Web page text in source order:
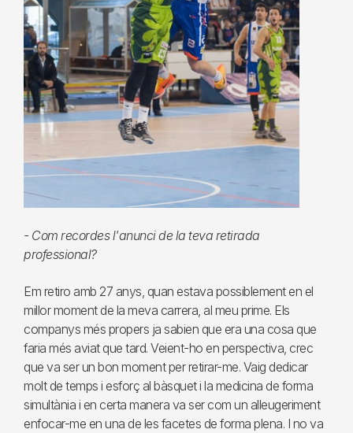
- Com recordes l'anunci de la teva retirada
professional?
Em retiro amb 27 anys, quan estava possiblement en el
millor moment de la meva carrera, al meu prime. Els
companys més propers ja sabien que era una cosa que
faria més aviat que tard. Veient-ho en perspectiva, crec
que va ser un bon moment per retirar-me. Vaig dedicar
molt de temps i esforç al bàsquet i la medicina de forma
simultània i en certa manera va ser com un alleugeriment
enfocar-me en una de les facetes de forma plena. I no va